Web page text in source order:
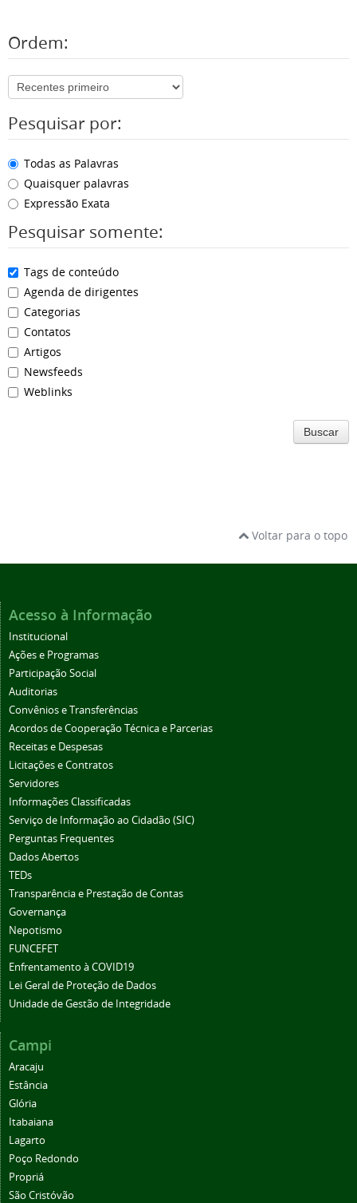
Ordem:
Pesquisar por:
Todas as Palavras
Quaisquer palavras
Expressão Exata
Pesquisar somente:
Tags de conteúdo
Agenda de dirigentes
Categorias
Contatos
Artigos
Newsfeeds
Weblinks
Buscar
Voltar para o topo
Acesso à Informação
Institucional
Ações e Programas
Participação Social
Auditorias
Convênios e Transferências
Acordos de Cooperação Técnica e Parcerias
Receitas e Despesas
Licitações e Contratos
Servidores
Informações Classificadas
Serviço de Informação ao Cidadão (SIC)
Perguntas Frequentes
Dados Abertos
TEDs
Transparência e Prestação de Contas
Governança
Nepotismo
FUNCEFET
Enfrentamento à COVID19
Lei Geral de Proteção de Dados
Unidade de Gestão de Integridade
Campi
Aracaju
Estância
Glória
Itabaiana
Lagarto
Poço Redondo
Propriá
São Cristóvão